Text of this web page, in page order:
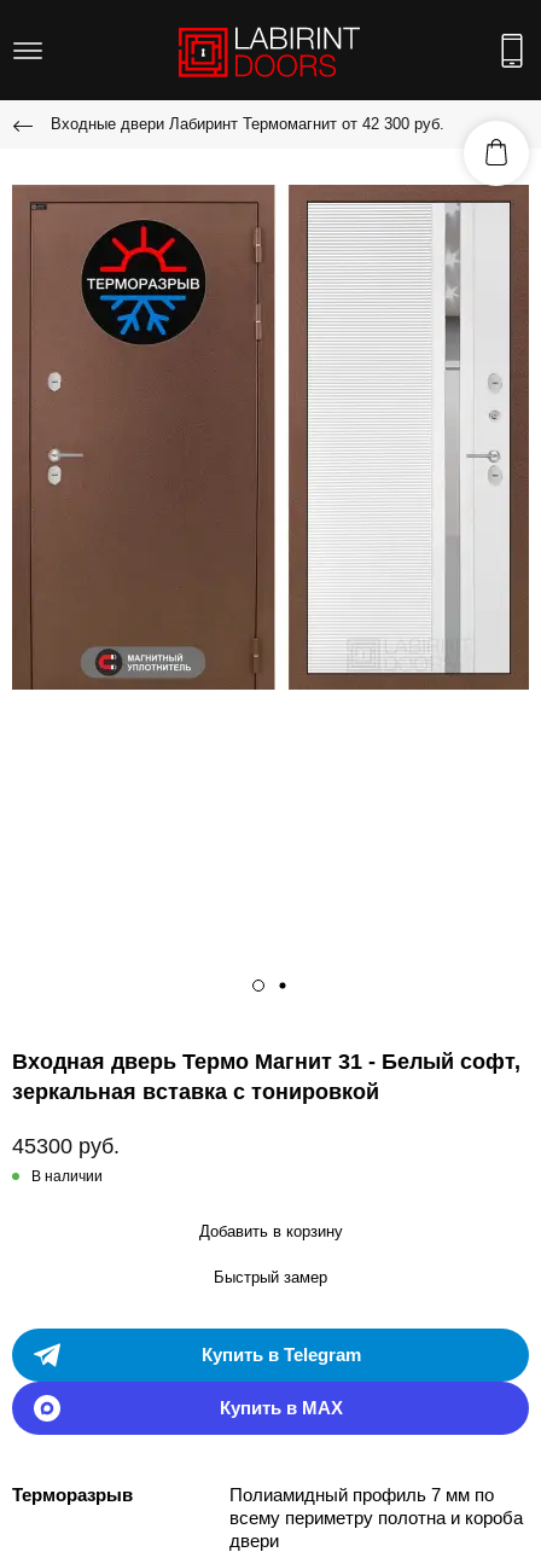
Входные двери Лабиринт Термомагнит от 42 300 руб.
Входная дверь Термо Магнит 31 - Белый софт,
зеркальная вставка с тонировкой
45300 руб.
В наличии
Добавить в корзину
Быстрый замер
Купить в Telegram
Купить в MAX
Терморазрыв
Полиамидный профиль 7 мм по
всему периметру полотна и короба
двери